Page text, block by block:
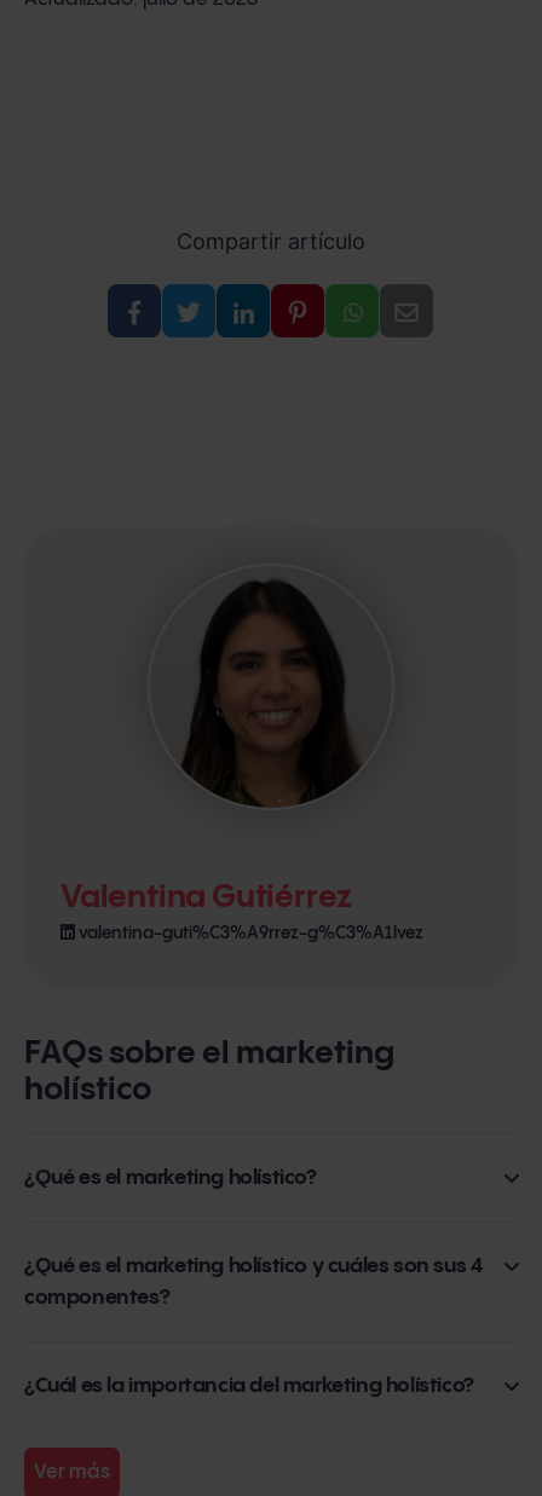
Compartir artículo
Valentina Gutiérrez
valentina-guti%C3%A9rrez-g%C3%A1lvez
FAQs sobre el marketing
holístico
¿Qué es el marketing holístico?
El marketing holístico es un enfoque que considera todos
los aspectos del negocio al planear y llevar a cabo
¿Qué es el marketing holístico y cuáles son sus 4
componentes?
Los 4 componentes del marketing holístico son: marketing
rendimiento y marketing interno.
¿Cuál es la importancia del marketing holístico?
Permite a las empresas tener una comprensión más
profunda de sus clientes y del mercado en general.
Ver más